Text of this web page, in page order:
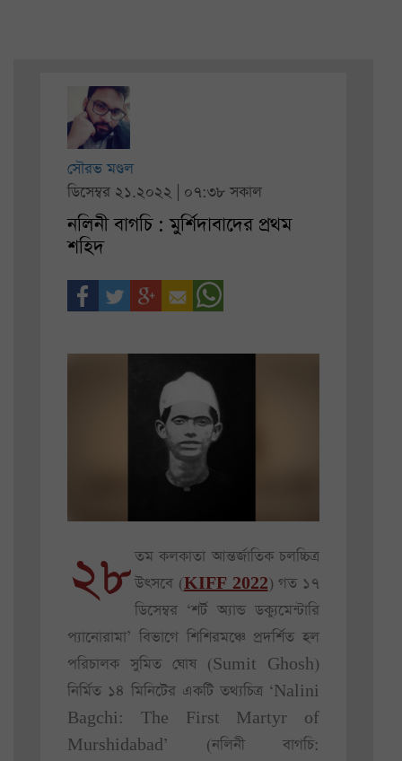
সৌরভ মণ্ডল
ডিসেম্বর ২১.২০২২ | ০৭:৩৮ সকাল
নলিনী বাগচি : মুর্শিদাবাদের প্রথম
শহিদ
২৮তম কলকাতা আন্তর্জাতিক চলচ্চিত্র
উৎসবে (KIFF 2022) গত ১৭
ডিসেম্বর ‘শর্ট অ্যান্ড ডক্যুমেন্টারি
প্যানোরামা’ বিভাগে শিশিরমঞ্চে প্রদর্শিত হল
পরিচালক সুমিত ঘোষ (Sumit Ghosh)
নির্মিত ১৪ মিনিটের একটি তথ্যচিত্র ‘Nalini
Bagchi: The First Martyr of
Murshidabad’ (নলিনী বাগচি: